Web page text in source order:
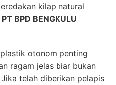
kilap natural
BPD BENGKULU
otonom penting
ragam jelas biar bukan
telah diberikan pelapis